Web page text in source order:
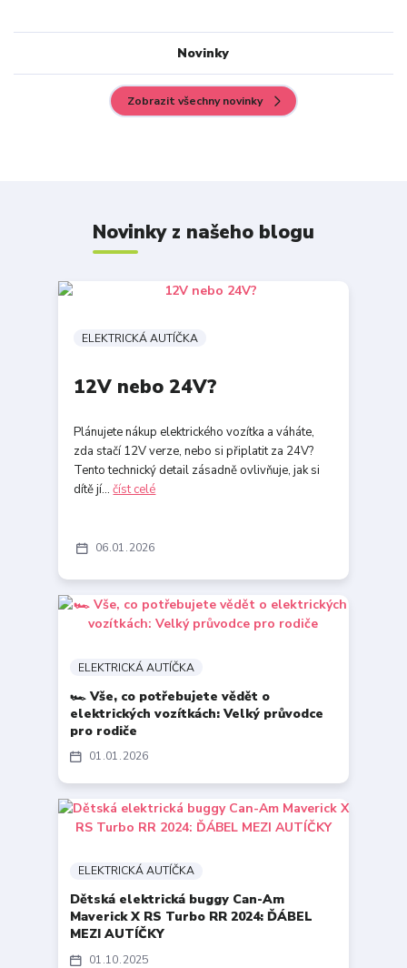
Novinky
Zobrazit všechny novinky
Novinky z našeho blogu
06 01 2026
ELEKTRICKÁ AUTÍČKA
12V nebo 24V?
Plánujete nákup elektrického vozítka a váháte,
zda stačí 12V verze, nebo si připlatit za 24V?
Tento technický detail zásadně ovlivňuje, jak si
dítě jí...číst celé
01 01 2026
ELEKTRICKÁ AUTÍČKA
🏎️ Vše, co potřebujete vědět o
elektrických vozítkách: Velký průvodce
pro rodiče
01 10 2025
ELEKTRICKÁ AUTÍČKA
Dětská elektrická buggy Can-Am
Maverick X RS Turbo RR 2024: ĎÁBEL
MEZI AUTÍČKY